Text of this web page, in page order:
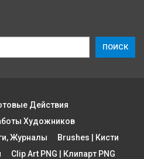
ПОИСК
Действия
Художников
Журналы
Brushes | Кисти
Clip Art PNG | Клипарт PNG